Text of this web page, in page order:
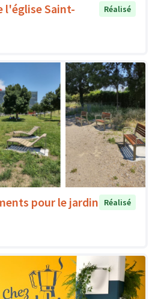
l'église Saint-
Réalisé
pour le jardin
Réalisé